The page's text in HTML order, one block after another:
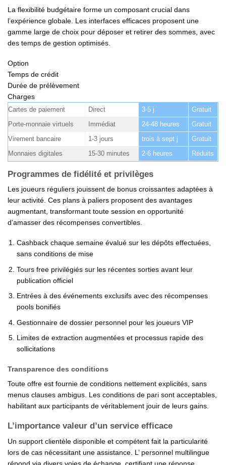
La flexibilité budgétaire forme un composant crucial dans
l’expérience globale. Les interfaces efficaces proposent une
gamme large de choix pour déposer et retirer des sommes, avec
des temps de gestion optimisés.
Option
Temps de crédit
Durée de prélèvement
Charges
Cartes de paiement Direct 3-5 j Gratuit
Porte-monnaie virtuels Immédiat 24-48 heures Gratuit
Virement bancaire 1-3 jours trois à sept j Gratuit
Monnaies digitales 15-30 minutes 2-6 heures Réduits
Programmes de fidélité et privilèges
Les joueurs réguliers jouissent de bonus croissantes adaptées à
leur activité. Ces plans à paliers proposent des avantages
augmentant, transformant toute session en opportunité
d’amasser des récompenses convertibles.
Cashback chaque semaine évalué sur les dépôts effectuées,
sans conditions de mise
Tours free privilégiés sur les récentes sorties avant leur
publication officiel
Entrées à des événements exclusifs avec des récompenses
pools bonifiés
Gestionnaire de dossier personnel pour les joueurs VIP
Limites de extraction augmentées et processus rapide des
sollicitations
Transparence des conditions
Toute offre est fournie de conditions nettement explicités, sans
menus clauses ambigus. Les conditions de pari sont acceptables,
habilitant aux participants de véritablement jouir de leurs gains.
L’importance valeur d’un service efficace
Un support clientèle disponible et compétent fait la particularité
lors de cas nécessitant une assistance. L’ personnel multilingue